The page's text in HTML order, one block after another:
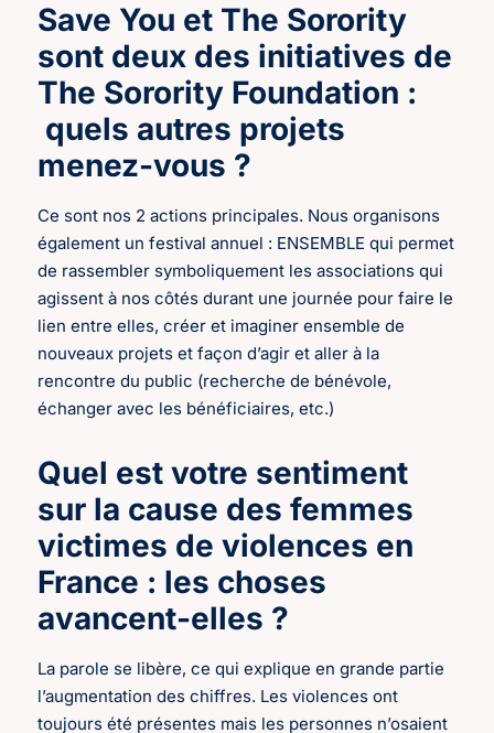
Save You et The Sorority
sont deux des initiatives de
The Sorority Foundation :
quels autres projets
menez-vous ?
Ce sont nos 2 actions principales. Nous organisons
également un festival annuel : ENSEMBLE qui permet
de rassembler symboliquement les associations qui
agissent à nos côtés durant une journée pour faire le
lien entre elles, créer et imaginer ensemble de
nouveaux projets et façon d’agir et aller à la
rencontre du public (recherche de bénévole,
échanger avec les bénéficiaires, etc.)
Quel est votre sentiment
sur la cause des femmes
victimes de violences en
France : les choses
avancent-elles ?
La parole se libère, ce qui explique en grande partie
l’augmentation des chiffres. Les violences ont
toujours été présentes mais les personnes n’osaient